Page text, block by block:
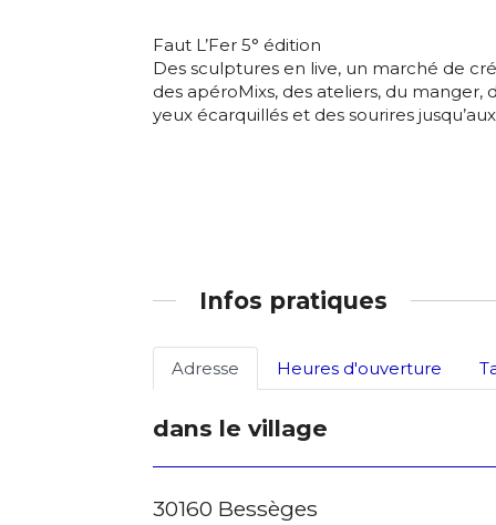
Prénom
Adresse
Statut /
J'accepte
Faut L’Fer 5° édition
Des sculptures en live, un marché de
des apéroMixs, des ateliers, du manger,
yeux écarquillés et des sourires
Infos pratiques
Adresse Heures d'ouverture
dans le village
30160 Bessèges